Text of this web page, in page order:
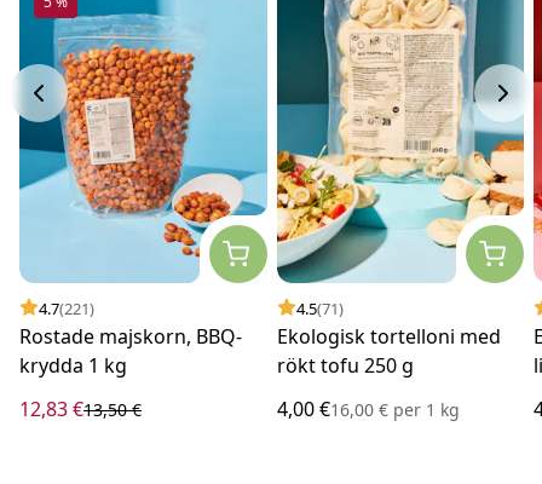
4.7(221)
Rostade majskorn, BBQ-
krydda 1 kg
12,83 €13,50 €
4.5(71)
Ekologisk tortelloni med
rökt tofu 250 g
4,00 €16,00 € per1 kg